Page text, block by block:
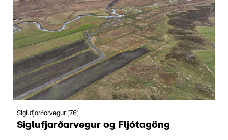
Siglufjarðarvegur (76)
Siglufjarðarvegur og Fljótagöng